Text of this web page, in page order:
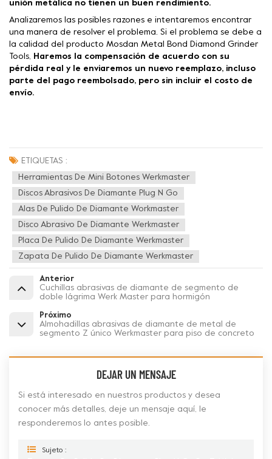
unión metálica no tienen un buen rendimiento.
Analizaremos las posibles razones e intentaremos encontrar
una manera de resolver el problema. Si el problema se debe a
la calidad del producto Mosdan Metal Bond Diamond Grinder
Tools, Haremos la compensación de acuerdo con su
pérdida real y le enviaremos un nuevo reemplazo, incluso
parte del pago reembolsado, pero sin incluir el costo de
envío.
ETIQUETAS :
Herramientas De Mini Botones Werkmaster
Discos Abrasivos De Diamante Plug N Go
Alas De Pulido De Diamante Workmaster
Disco Abrasivo De Diamante Werkmaster
Placa De Pulido De Diamante Werkmaster
Zapata De Pulido De Diamante Werkmaster
Anterior
Cuchillas abrasivas de diamante de segmento de
doble lágrima Werk Master para hormigón
Próximo
Almohadillas abrasivas de diamante de metal de
segmento Z único Werkmaster para piso de concreto
DEJAR UN MENSAJE
Si está interesado en nuestros productos y desea
conocer más detalles, deje un mensaje aquí, le
responderemos lo antes posible.
Sujeto :